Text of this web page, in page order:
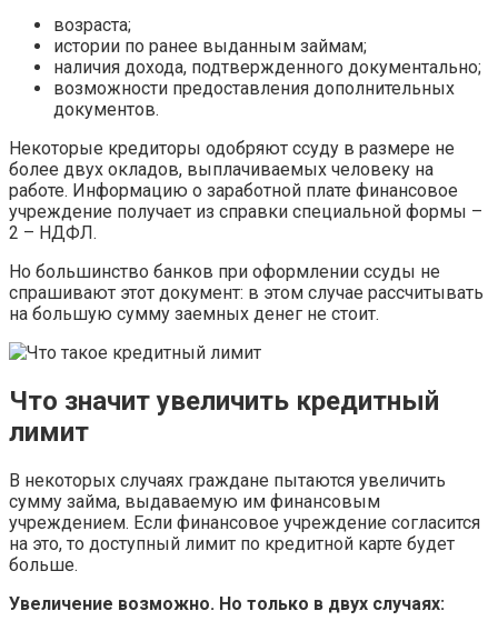
возраста;
истории по ранее выданным займам;
наличия дохода, подтвержденного документально;
возможности предоставления дополнительных
документов.
Некоторые кредиторы одобряют ссуду в размере не
более двух окладов, выплачиваемых человеку на
работе. Информацию о заработной плате финансовое
учреждение получает из справки специальной формы –
2 – НДФЛ.
Но большинство банков при оформлении ссуды не
спрашивают этот документ: в этом случае рассчитывать
на большую сумму заемных денег не стоит.
Что значит увеличить кредитный
лимит
В некоторых случаях граждане пытаются увеличить
сумму займа, выдаваемую им финансовым
учреждением. Если финансовое учреждение согласится
на это, то доступный лимит по кредитной карте будет
больше.
Увеличение возможно. Но только в двух случаях: